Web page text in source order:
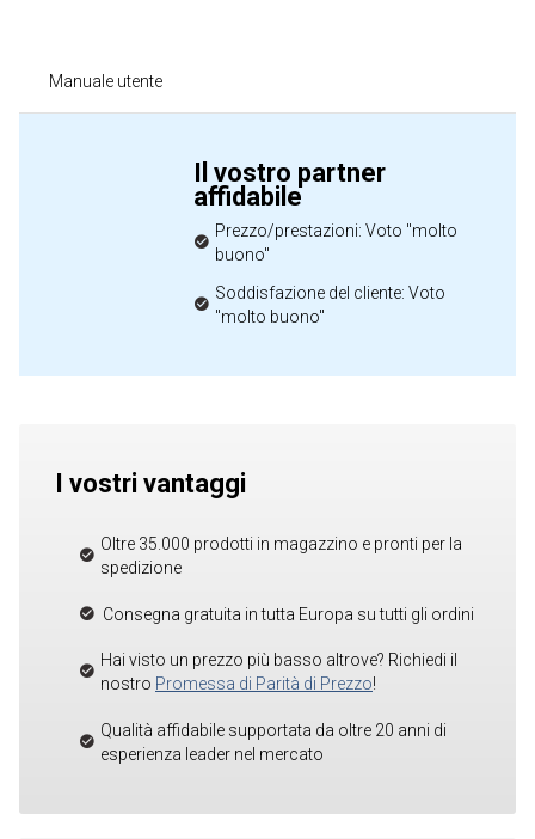
Manuale utente
Il vostro partner
affidabile
Prezzo/prestazioni: Voto "molto
buono"
Soddisfazione del cliente: Voto
"molto buono"
I vostri vantaggi
Oltre 35.000 prodotti in magazzino e pronti per la
spedizione
Consegna gratuita in tutta Europa su tutti gli ordini
Hai visto un prezzo più basso altrove? Richiedi il
nostro Promessa di Parità di Prezzo!
Qualità affidabile supportata da oltre 20 anni di
esperienza leader nel mercato